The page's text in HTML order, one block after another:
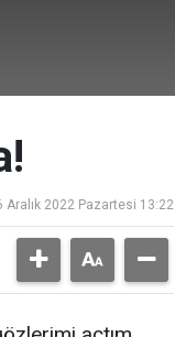
Aralık 2022 Pazartesi 13:22